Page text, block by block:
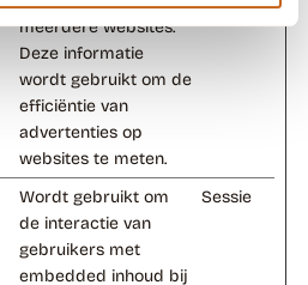
meerdere websites.
Deze informatie
wordt gebruikt om de
efficiëntie van
advertenties op
websites te meten.
Wordt gebruikt om
de interactie van
gebruikers met
embedded inhoud bij
Sessie